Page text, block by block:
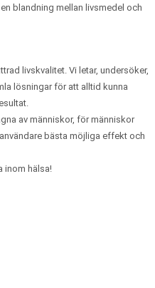
blandning mellan livsmedel och
livskvalitet. Vi letar, undersöker,
lösningar för att alltid kunna
av människor, för människor
bästa möjliga effekt och
inom hälsa!